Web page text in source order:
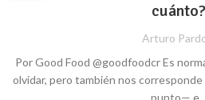
cuánto?
Arturo
Por Good Food @goodfoodcr Es
olvidar, pero también nos